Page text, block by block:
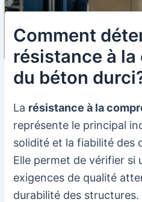
Comment
résistance à
du béton
La résistance à la
représente le principal
solidité et la fiabilité des
Elle permet de vérifier si
exigences de qualité
durabilité des